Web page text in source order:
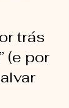
trás
(e por